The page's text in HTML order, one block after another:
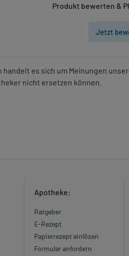
Produkt bewerten &
Jetzt
handelt es sich um Meinungen
nicht ersetzen können.
Apotheke:
Ratgeber
E-Rezept
Papierrezept einlösen
Formular anfordern